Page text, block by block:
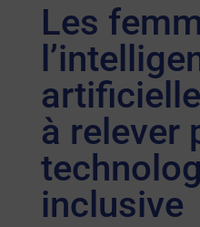
Les
à relever
inclusive